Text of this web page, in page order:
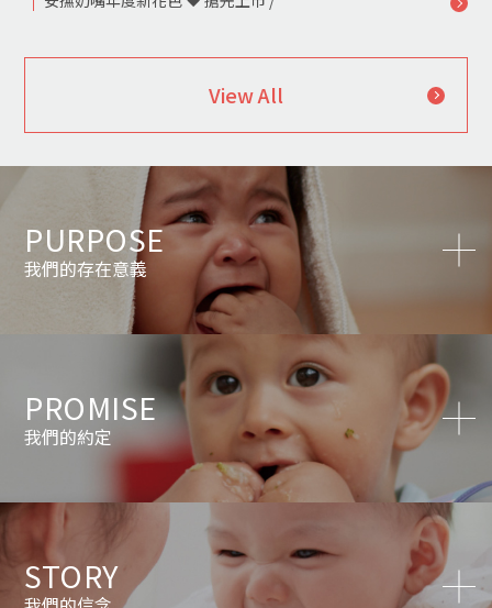
View All
PURPOSE
我們的存在意義
PROMISE
我們的約定
STORY